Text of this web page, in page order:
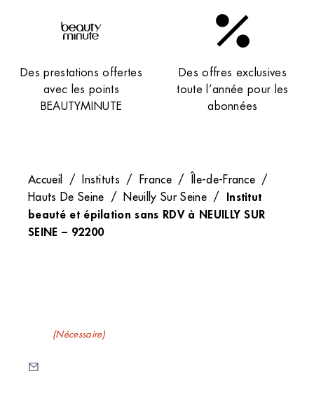
Des prestations offertes
avec les points
BEAUTYMINUTE
Des offres exclusives
toute l’année pour les
abonnées
Accueil / Instituts / France / Île-de-France /
Hauts De Seine / Neuilly Sur Seine / Institut
beauté et épilation sans RDV à NEUILLY SUR
SEINE – 92200
(Nécessaire)